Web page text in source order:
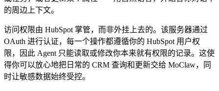
的周边上下文。
访问权限由 HubSpot 掌管，而非外挂上去的。该服务器通过
OAuth 进行认证，每一个操作都遵循你的 HubSpot 用户权
限，因此 Agent 只能读取或修改你本来就有权限的记录。这使
得你可以放心地把日常的 CRM 查询和更新交给 MoClaw，同
时让敏感数据始终受控。